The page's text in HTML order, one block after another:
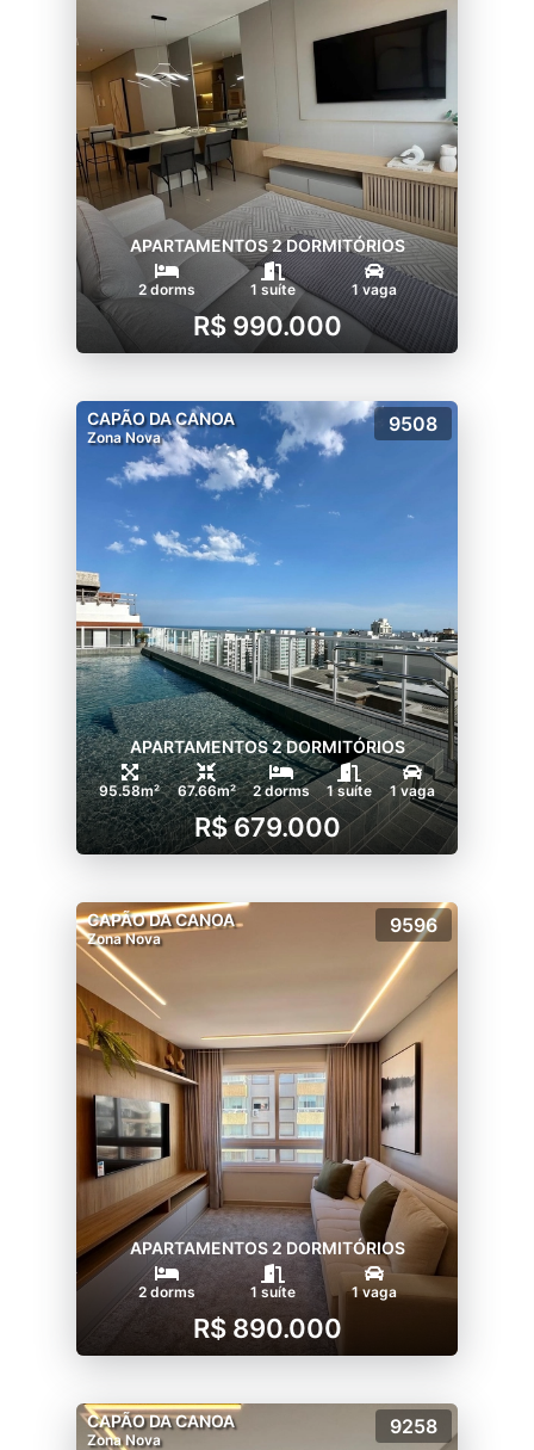
APARTAMENTOS 2 DORMITÓRIOS
2 dorms 1 suíte 1 vaga
R$ 990.000
CAPÃO DA CANOA
Zona Nova
9508
APARTAMENTOS 2 DORMITÓRIOS
95.58m² 67.66m² 2 dorms 1 suíte 1 vaga
R$ 679.000
CAPÃO DA CANOA
Zona Nova
9596
APARTAMENTOS 2 DORMITÓRIOS
2 dorms 1 suíte 1 vaga
R$ 890.000
CAPÃO DA CANOA
Zona Nova
9258